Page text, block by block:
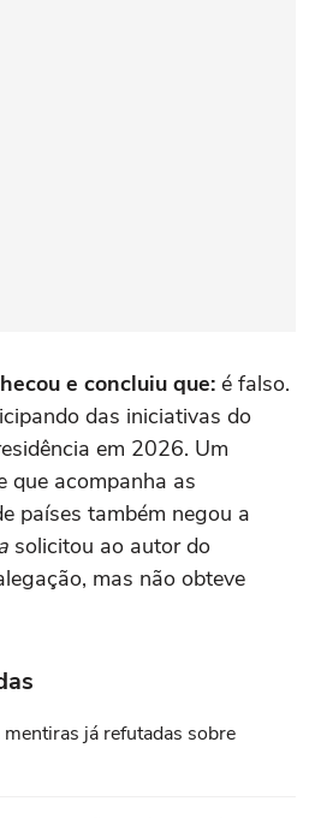
e concluiu que: é falso.
das iniciativas do
em 2026. Um
que acompanha as
países também negou a
solicitou ao autor do
mas não obteve
já refutadas sobre